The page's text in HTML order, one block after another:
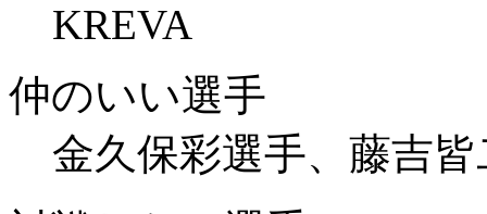
KREVA
仲のいい選手
金久保彩選手、藤吉